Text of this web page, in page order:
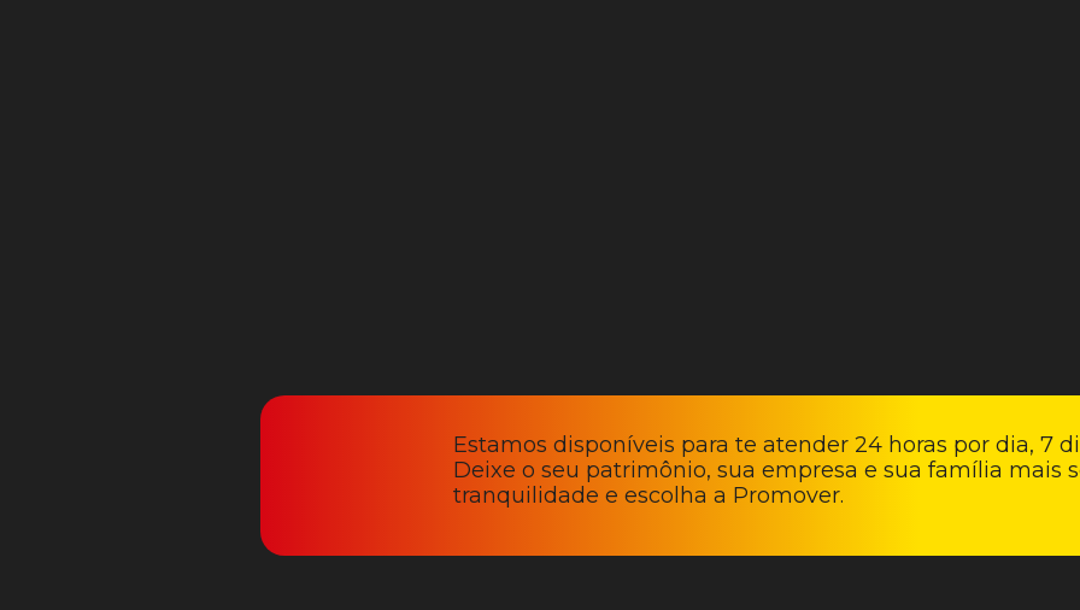
Estamos disponíveis para te atender 24 horas por dia, 7
Deixe o seu patrimônio, sua empresa e sua família mais
tranquilidade e escolha a Promover.